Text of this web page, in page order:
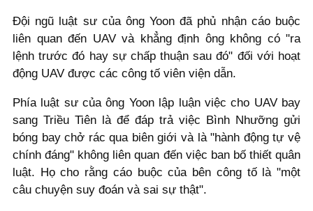
Đội ngũ luật sư của ông Yoon đã phủ nhận cáo buộc
liên quan đến UAV và khẳng định ông không có "ra
lệnh trước đó hay sự chấp thuận sau đó" đối với hoạt
động UAV được các công tố viên viện dẫn.
Phía luật sư của ông Yoon lập luận việc cho UAV bay
sang Triều Tiên là để đáp trả việc Bình Nhưỡng gửi
bóng bay chở rác qua biên giới và là "hành động tự vệ
chính đáng" không liên quan đến việc ban bố thiết quân
luật. Họ cho rằng cáo buộc của bên công tố là "một
câu chuyện suy đoán và sai sự thật".